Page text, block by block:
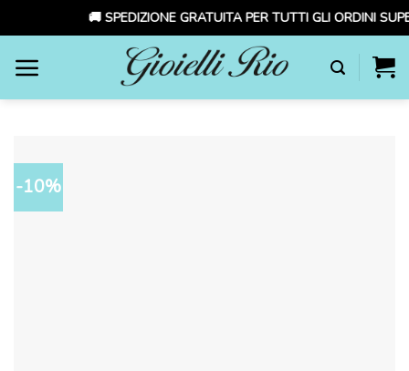
🚚 SPEDIZIONE GRATUITA PER TUTTI GLI ORDINI
-10%